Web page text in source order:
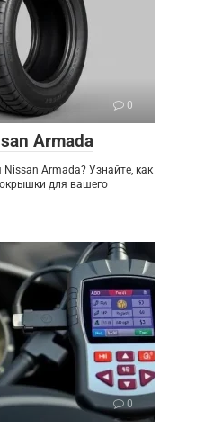
0
Armada
Armada? Узнайте, как
для вашего
0